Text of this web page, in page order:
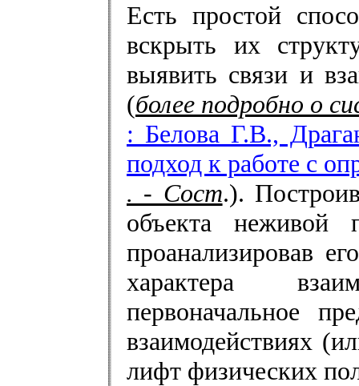
Есть простой
вскрыть их
выявить связи и
(более подробно о
: Белова Г.В.,
подход к работе с
. - Сост.).
объекта
проанализировав
характера
первоначальное
взаимодействиях
лифт физических